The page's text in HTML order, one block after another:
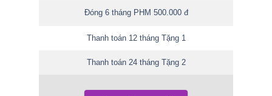
Đóng 6 tháng PHM 500.000 đ
Thanh toán 12 tháng Tặng 1
Thanh toán 24 tháng Tặng 2